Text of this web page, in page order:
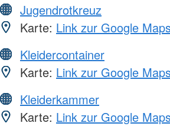
Jugendrotkreuz
Karte: Link zur Google
Kleidercontainer
Karte: Link zur Google
Kleiderkammer
Karte: Link zur Google